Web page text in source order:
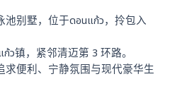
池别墅，位于ดอนแก้ว，拎包入
ว镇，紧邻清迈第 3 环路。
求便利、宁静氛围与现代豪华生